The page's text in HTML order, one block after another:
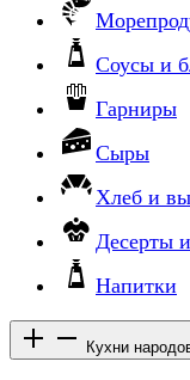
Соусы и
Гарниры
Сыры
Хлеб и
Десерты
Напитки
Кухни